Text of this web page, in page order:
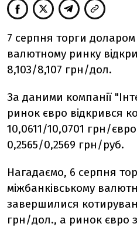
7 серпня торги
валютному ринку
8,103/8,107 грн/дол.
За даними компанії
ринок євро відкрився
10,0611/10,0701 грн/
0,2565/0,2569 грн/руб.
Нагадаємо, 6 серпня
міжбанківському
завершилися
грн/дол., а ринок євро